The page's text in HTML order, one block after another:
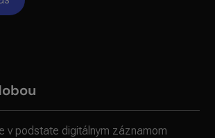
v podstate digitálnym záznamom